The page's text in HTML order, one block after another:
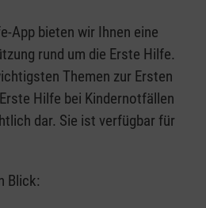
App bieten wir Ihnen eine
rund um die Erste Hilfe.
Themen zur Ersten
Hilfe bei Kindernotfällen
dar. Sie ist verfügbar für
Blick: